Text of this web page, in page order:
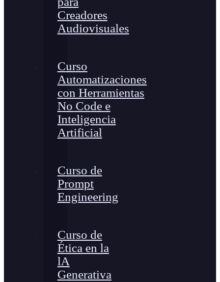
Creadores
Audiovisuales
Curso
Automatizaciones
con Herramientas
No Code e
Inteligencia
Artificial
Curso de
Prompt
Engineering
Curso de
Ética en la
lA
Generativa